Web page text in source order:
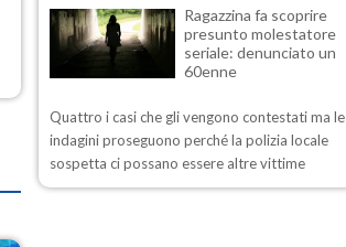
Ragazzina fa scoprire
presunto molestatore
seriale: denunciato un
60enne
Quattro i casi che gli vengono contestati ma le
indagini proseguono perché la polizia locale
sospetta ci possano essere altre vittime